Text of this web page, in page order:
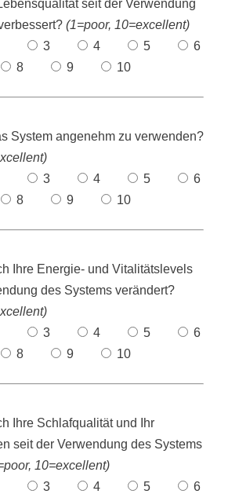
seit der Verwendung
(1=poor, 10=excellent)
3 4 5
6
8 9 10
System angenehm zu verwenden?
3 4 5
6
8 9 10
Ihre Energie- und Vitalitätslevels
des Systems verändert?
3 4 5
6
8 9 10
Ihre Schlafqualität und Ihr
seit der Verwendung des Systems
10=excellent)
3 4 5
6